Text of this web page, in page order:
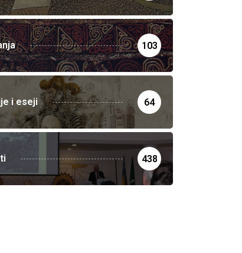
103
i eseji 64
438